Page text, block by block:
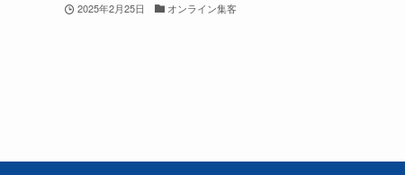
2025年2月25日 オンライン集客